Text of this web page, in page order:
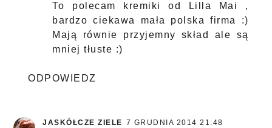
To polecam kremiki od Lilla Mai ,
bardzo ciekawa mała polska firma :)
Mają równie przyjemny skład ale są
mniej tłuste :)
ODPOWIEDZ
JASKÓŁCZE ZIELE 7 GRUDNIA 2014 21:48